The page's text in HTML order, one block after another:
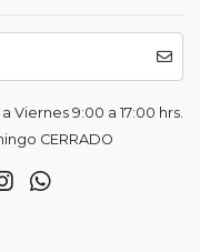
Viernes 9:00 a 17:00 hrs.
CERRADO